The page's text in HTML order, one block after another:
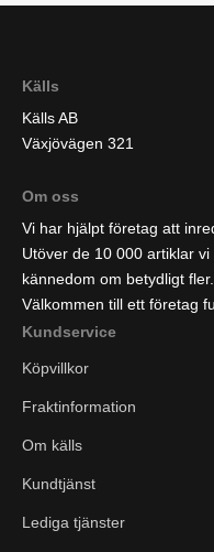
Källs
Källs AB
Växjövägen 321
Om oss
Vi har hjälpt företag att
Utöver de 10 000 artiklar
kännedom om betydligt fler.
Välkommen till ett företag
Kundservice
Köpvillkor
Fraktinformation
Om källs
Kundtjänst
Lediga tjänster